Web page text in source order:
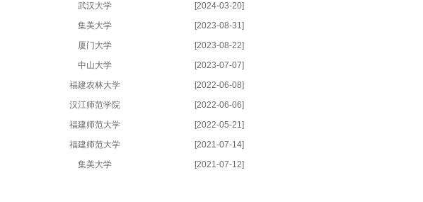
武汉大学
[2024-03-20]
集美大学
[2023-08-31]
厦门大学
[2023-08-22]
中山大学
[2023-07-07]
福建农林大学
[2022-06-08]
汉江师范学院
[2022-06-06]
福建师范大学
[2022-05-21]
福建师范大学
[2021-07-14]
集美大学 [2021-07-12]